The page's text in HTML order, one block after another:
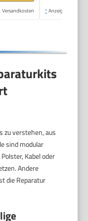
Versandkosten * Anzeige
zu verstehen, aus
sind modular
Kabel oder
Andere
die Reparatur